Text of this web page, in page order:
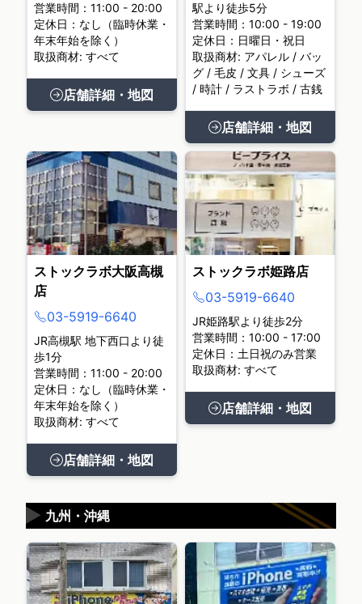
営業時間：11:00 - 20:00
定休日：なし（臨時休業・
年末年始を除く）
取扱商材: すべて
店舗詳細・地図
駅より徒歩5分
営業時間：10:00 - 19:00
定休日：日曜日・祝日
取扱商材: アパレル / バッ
グ / 毛皮 / 文具 / シューズ
/ 時計 / ラストラボ / 古銭
店舗詳細・地図
ストックラボ大阪高槻
店
03-5919-6640
JR高槻駅 地下西口より徒
歩1分
営業時間：11:00 - 20:00
定休日：なし（臨時休業・
年末年始を除く）
取扱商材: すべて
店舗詳細・地図
ストックラボ姫路店
03-5919-6640
JR姫路駅より徒歩2分
営業時間：10:00 - 17:00
定休日：土日祝のみ営業
取扱商材: すべて
店舗詳細・地図
九州・沖縄
▶